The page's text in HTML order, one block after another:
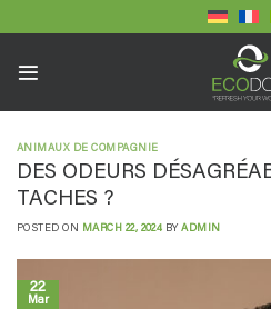
to
ANIMAUX DE COMPAGNIE
DES ODEURS
TACHES ?
POSTED ON MARCH 22, 2024 BYADMIN
22
Mar